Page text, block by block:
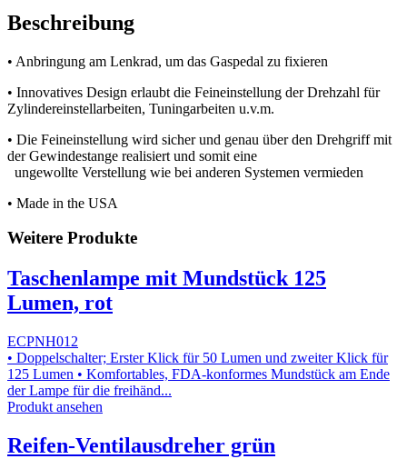
Beschreibung
• Anbringung am Lenkrad, um das Gaspedal zu fixieren
• Innovatives Design erlaubt die Feineinstellung der Drehzahl für
Zylindereinstellarbeiten, Tuningarbeiten u.v.m.
• Die Feineinstellung wird sicher und genau über den Drehgriff mit
der Gewindestange realisiert und somit eine
ungewollte Verstellung wie bei anderen Systemen vermieden
• Made in the USA
Weitere Produkte
Taschenlampe mit Mundstück 125
Lumen, rot
ECPNH012
• Doppelschalter; Erster Klick für 50 Lumen und zweiter Klick für
125 Lumen • Komfortables, FDA-konformes Mundstück am Ende
der Lampe für die freihänd...
Produkt ansehen
Reifen-Ventilausdreher grün